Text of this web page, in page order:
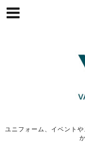
ユニフォーム、イベント